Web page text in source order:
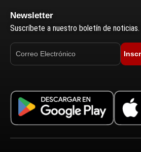
Newsletter
Suscríbete a nuestro boletín de noticias.